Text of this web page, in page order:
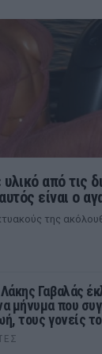
από τις
είναι ο
της
Γαβαλάς
μήνυμα που
τους γονείς